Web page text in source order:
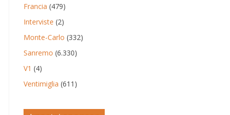
Francia (479)
Interviste (2)
Monte-Carlo (332)
Sanremo (6.330)
V1 (4)
Ventimiglia (611)